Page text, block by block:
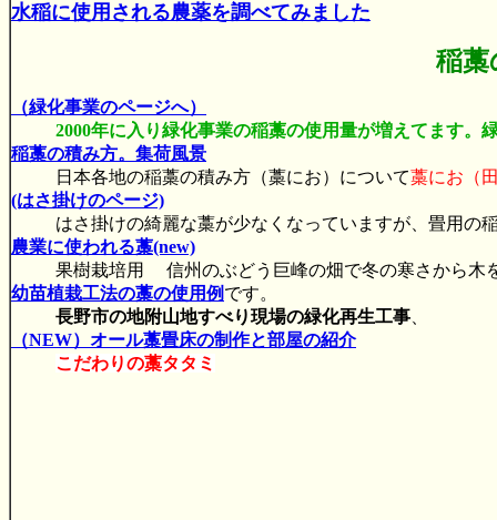
水稲に使用される農薬を調べてみました
稲藁
（緑化事業のページへ）
2000年に入り緑化事業の稲藁の使用量が増えてます。
稲藁の積み方。集荷風景
日本各地の稲藁の積み方（藁にお）について藁にお（
(はさ掛けのページ)
はさ掛けの綺麗な藁が少なくなっていますが、畳用の
農業に使われる藁(new)
果樹栽培用 信州のぶどう巨峰の畑で冬の寒さから木
幼苗植栽工法の藁の使用例 です。
長野市の地附山地すべり現場の緑化再生工事、
（NEW）オール藁畳床の制作と部屋の紹介
こだわりの藁タタミ